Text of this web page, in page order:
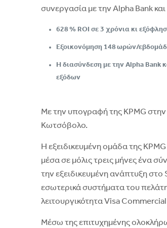
συνεργασία με την Alpha Bank
628 % ROI σε 3 χρόνια κι
Εξοικονόμηση 148 ωρών/
H διασύνδεση με την Alpha
εξόδων
Με την υπογραφή της KPMG
Κωτσόβολο.
Η εξειδικευμένη ομάδα της
μέσα σε μόλις τρεις μήνες ένα
την εξειδικευμένη ανάπτυξη
εσωτερικά συστήματα του
λειτουργικότητα Visa
Μέσω της επιτυχημένης